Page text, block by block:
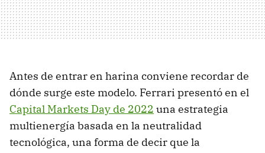
Antes de entrar en harina conviene recordar de
dónde surge este modelo. Ferrari presentó en el
Capital Markets Day de 2022 una estrategia
multienergía basada en la neutralidad
tecnológica, una forma de decir que la